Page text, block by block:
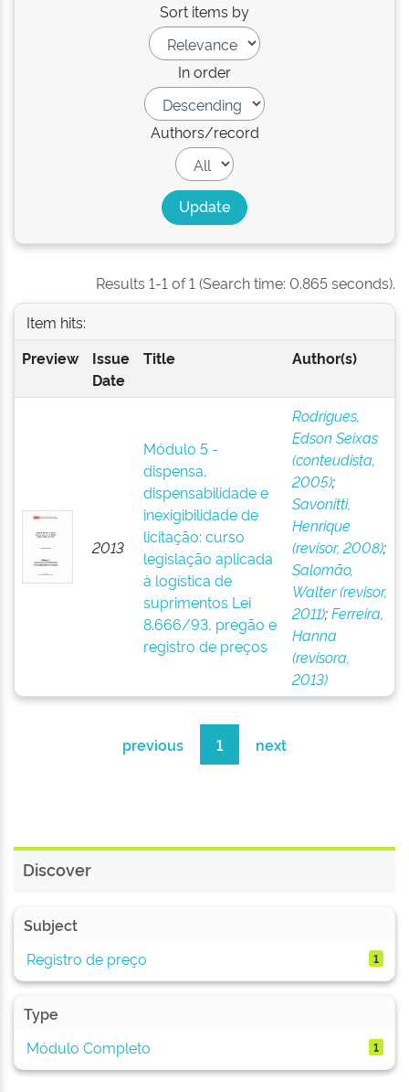
Sort items by
In order
Authors/record
Results 1-1 of 1 (Search time: 0.865 seconds).
Item hits:
Preview
Issue
Date
Title Author(s)
2013
Módulo 5 -
dispensa,
dispensabilidade e
inexigibilidade de
licitação: curso
legislação aplicada
à logística de
suprimentos Lei
8.666/93, pregão e
registro de preços
Rodrigues,
Edson Seixas
(conteudista,
2005);
Savonitti,
Henrique
(revisor, 2008);
Salomão,
Walter (revisor,
2011);Ferreira,
Hanna
(revisora,
2013)
previous 1 next
Discover
Subject
Registro de preço
1
Type
Módulo Completo
1